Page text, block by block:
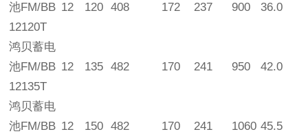
池FM/BB
12120T
12 120 408 172 237 900 36.0
鸿贝蓄电
池FM/BB
12135T
12 135 482 170 241 950 42.0
鸿贝蓄电
池FM/BB 12 150 482 170 241 1060 45.5